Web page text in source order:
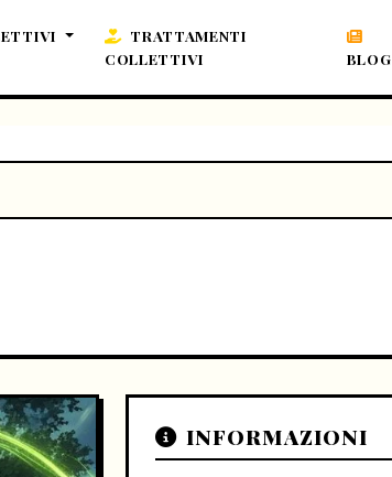
TRATTAMENTI
COLLETTIVI
BLOG
INFORMAZIONI